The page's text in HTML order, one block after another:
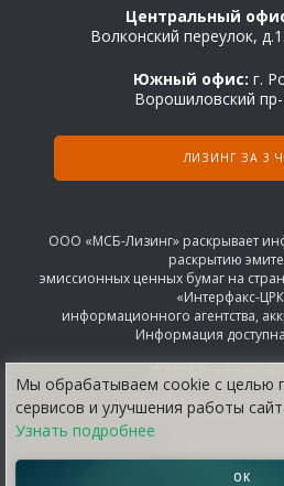
Мы обрабатываем сооkіе с целью
сервисов и улучшения работы
Узнать подробнее
ОК
Центральный
Волконский переулок,
Южный офис: г.
Ворошиловский
ЛИЗИНГ ЗА 3
ООО «МСБ-Лизинг» раскрывает
раскрытию
эмиссионных ценных бумаг на
«Интерфакс-
информационного агентства,
Информация
СОГЛАШЕНИЕ НА